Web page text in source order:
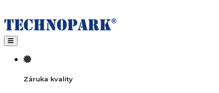
Toggle navigation
Záruka kvality